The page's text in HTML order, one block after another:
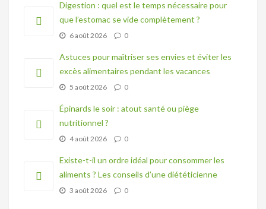
Digestion : quel est le temps nécessaire pour
que l’estomac se vide complètement ?
6 août 2026 0
Astuces pour maîtriser ses envies et éviter les
excès alimentaires pendant les vacances
5 août 2026 0
Épinards le soir : atout santé ou piège
nutritionnel ?
4 août 2026 0
Existe-t-il un ordre idéal pour consommer les
aliments ? Les conseils d’une diététicienne
3 août 2026 0